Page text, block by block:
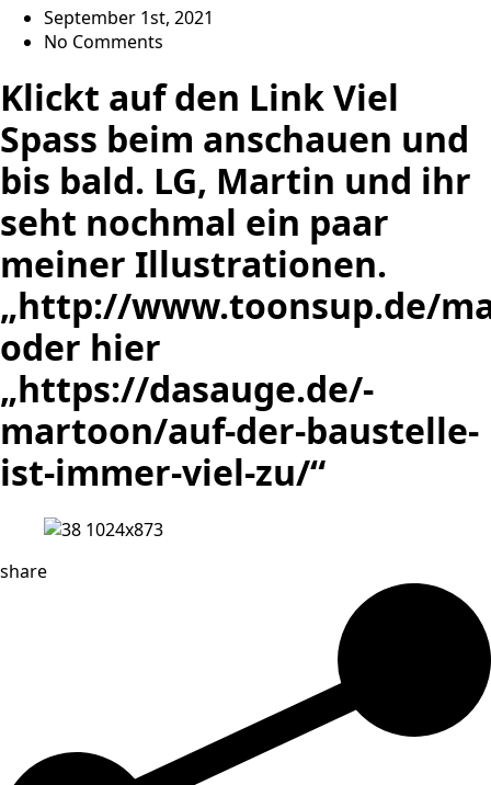
September 1st, 2021
No Comments
Klickt auf den Link Viel
Spass beim anschauen und
bis bald. LG, Martin und ihr
seht nochmal ein paar
meiner Illustrationen.
„http://www.toonsup.de/
oder hier
„https://dasauge.de/-
martoon/auf-der-baustelle-
ist-immer-viel-zu/“
share